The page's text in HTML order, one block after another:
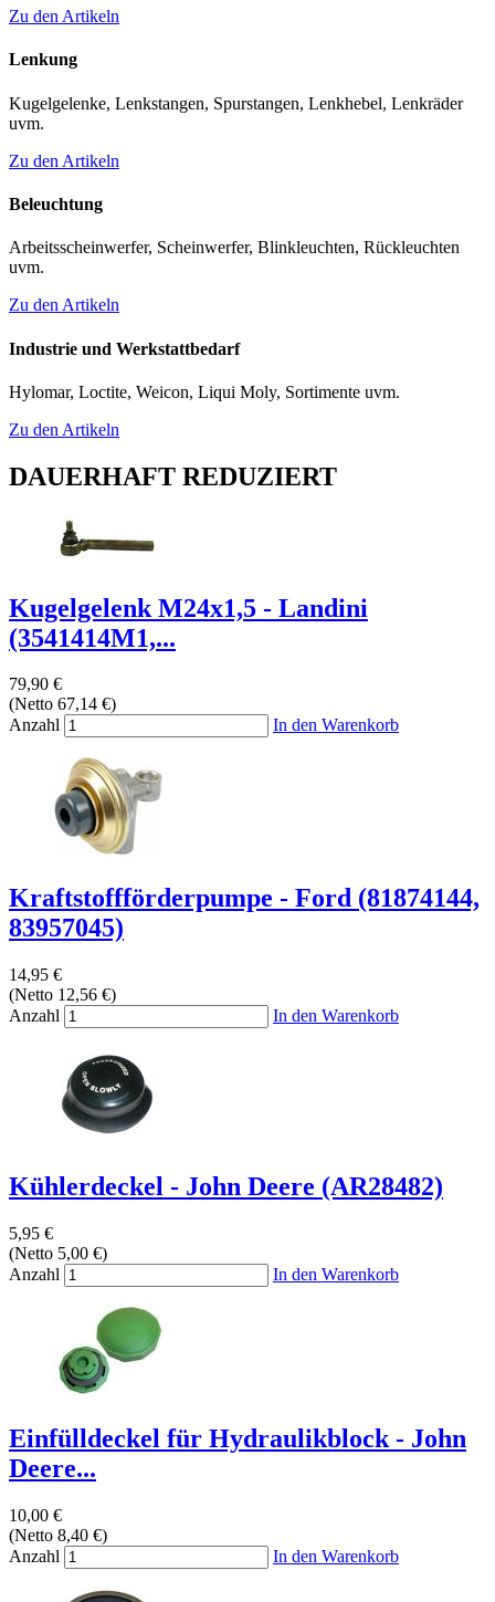
Zu den Artikeln
Lenkung
Kugelgelenke, Lenkstangen, Spurstangen, Lenkhebel, Lenkräder
uvm.
Zu den Artikeln
Beleuchtung
Arbeitsscheinwerfer, Scheinwerfer, Blinkleuchten, Rückleuchten
uvm.
Zu den Artikeln
Industrie und Werkstattbedarf
Hylomar, Loctite, Weicon, Liqui Moly, Sortimente uvm.
Zu den Artikeln
DAUERHAFT REDUZIERT
Kugelgelenk M24x1,5 - Landini
(3541414M1,...
79,90 €
(Netto 67,14 €)
Anzahl
In den Warenkorb
Kraftstoffförderpumpe - Ford (81874144,
83957045)
14,95 €
(Netto 12,56 €)
Anzahl
In den Warenkorb
Kühlerdeckel - John Deere (AR28482)
5,95 €
(Netto 5,00 €)
Anzahl
In den Warenkorb
Einfülldeckel für Hydraulikblock - John
Deere...
10,00 €
(Netto 8,40 €)
Anzahl
In den Warenkorb